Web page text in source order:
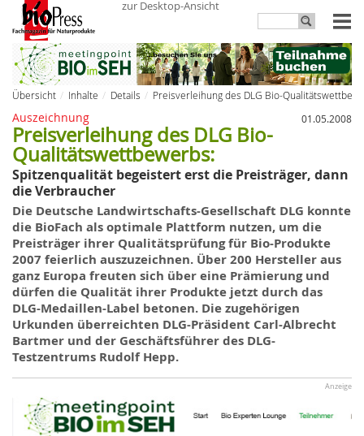
zur Desktop-Ansicht
Übersicht Inhalte Details Preisverleihung des DLG Bio-
Auszeichnung 01.05.2008
Preisverleihung des DLG Bio-
Qualitätswettbewerbs:
Spitzenqualität begeistert erst die Preisträger, dann
die Verbraucher
Die Deutsche Landwirtschafts-Gesellschaft DLG konnte
die BioFach als optimale Plattform nutzen, um die
Preisträger ihrer Qualitätsprüfung für Bio-Produkte
2007 feierlich auszuzeichnen. Über 200 Hersteller aus
ganz Europa freuten sich über eine Prämierung und
dürfen die Qualität ihrer Produkte jetzt durch das
DLG-Medaillen-Label betonen. Die zugehörigen
Urkunden überreichten DLG-Präsident Carl-Albrecht
Bartmer und der Geschäftsführer des DLG-
Testzentrums RudolfHepp.
Anzeige